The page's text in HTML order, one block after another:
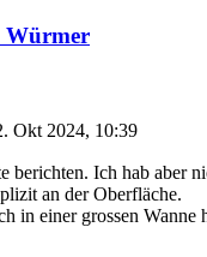
Würmer
Okt 2024, 10:39
berichten. Ich hab aber
an der Oberfläche.
in einer grossen Wanne